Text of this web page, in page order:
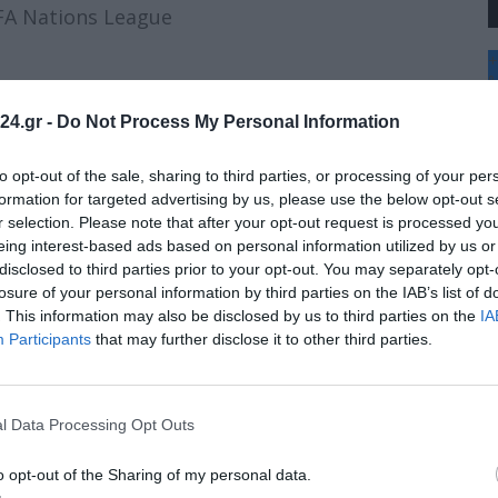
- Do Not Process My Personal Information
opt-out of the sale, sharing to third parties, or processing of your
for targeted advertising by us, please use the below opt-out
selection. Please note that after your opt-out request is processed
interest-based ads based on personal information utilized by us
to third parties prior to your opt-out. You may separately
of your personal information by third parties on the IAB’s list of
This information may also be disclosed by us to third parties on the
Participants that may further disclose it to other third parties.
Data Processing Opt Outs
opt-out of the Sharing of my personal data.
Nations League
Nations League
UEFA Nations League
Nations League
+
°